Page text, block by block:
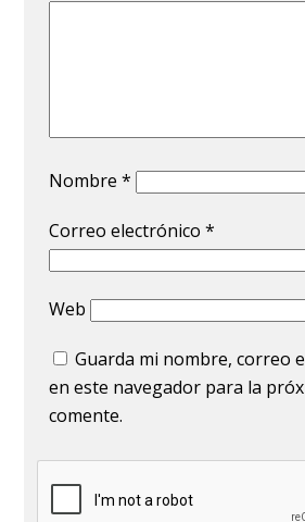
Nombre*
Correo electrónico*
Web
Guarda mi nombre, correo
en este navegador para la
comente.